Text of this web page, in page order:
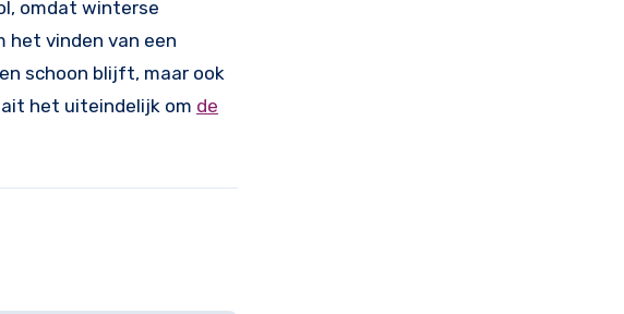
omdat winterse
het vinden van een
schoon blijft, maar ook
het uiteindelijk om de